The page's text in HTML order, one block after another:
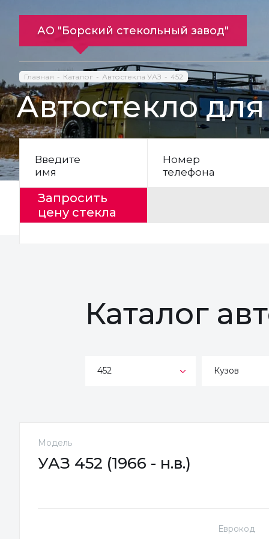
АО "Борский стекольный завод"
Главная Каталог Автостекла УАЗ 452
Автостекло
Введите
имя
Номер
телефона
Запросить
цену стекла
Каталог
452 Кузов
Модель
УАЗ 452 (1966 - н.в.)
Еврокод